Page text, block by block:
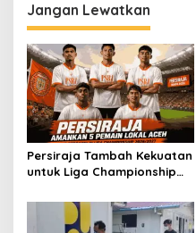
Jangan Lewatkan
Persiraja Tambah Kekuatan
untuk Liga Championship
Lokal Aceh Resmi Dikontrak